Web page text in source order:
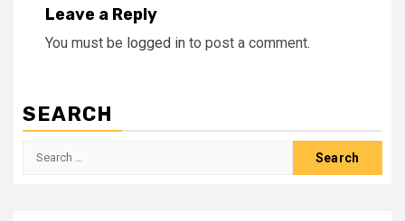
Leave a Reply
You must be logged in to post a comment.
SEARCH
Search